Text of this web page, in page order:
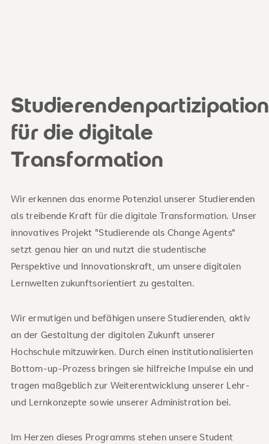
Studierendenpartizipation
für die digitale
Transformation
Wir erkennen das enorme Potenzial unserer Studierenden
als treibende Kraft für die digitale Transformation. Unser
innovatives Projekt "Studierende als Change Agents"
setzt genau hier an und nutzt die studentische
Perspektive und Innovationskraft, um unsere digitalen
Lernwelten zukunftsorientiert zu gestalten.
Wir ermutigen und befähigen unsere Studierenden, aktiv
an der Gestaltung der digitalen Zukunft unserer
Hochschule mitzuwirken. Durch einen institutionalisierten
Bottom-up-Prozess bringen sie hilfreiche Impulse ein und
tragen maßgeblich zur Weiterentwicklung unserer Lehr-
und Lernkonzepte sowie unserer Administration bei.
Im Herzen dieses Programms stehen unsere Student